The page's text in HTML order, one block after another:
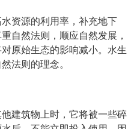
资源的利用率，补充地下
自然法则，顺应自然发展，
原始生态的影响减小。水生
法则的理念。
建筑物上时，它将被一些碎